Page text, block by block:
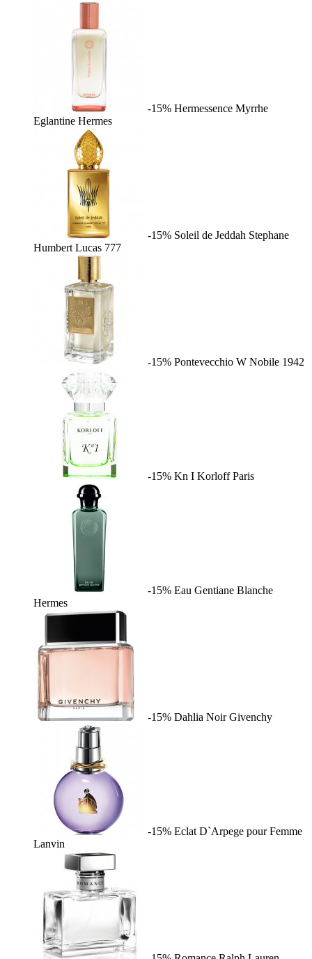
-15% Hermessence Myrrhe
Eglantine Hermes
-15% Soleil de Jeddah Stephane
Humbert Lucas 777
-15% Pontevecchio W Nobile 1942
-15% Kn I Korloff Paris
-15% Eau Gentiane Blanche
Hermes
-15% Dahlia Noir Givenchy
-15% Eclat D`Arpege pour Femme
Lanvin